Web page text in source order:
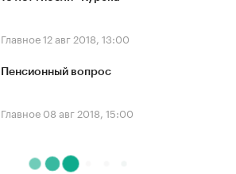
Главное12 авг 2018, 13:00
Пенсионный вопрос
Главное 08 авг 2018, 15:00